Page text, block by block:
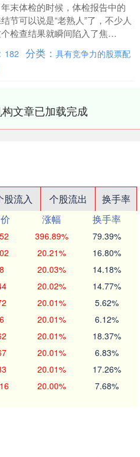
末体检的时候，体检报告中的
节可以说是“老熟人”了，不少人
检查结果就瞬间陷入了焦
说有甲状腺结节后续会癌变，这
？”“得了甲状....
182 分类：具有竞争力的股票配
文章已加载完成
股流入 个股流出
换手率
涨幅
换手率
396.89% 79.39%
20.21% 16.80%
20.03% 14.18%
20.02% 14.77%
20.01% 5.62%
20.01% 6.12%
20.01% 18.37%
20.01% 6.83%
20.01% 17.26%
20.00% 7.68%